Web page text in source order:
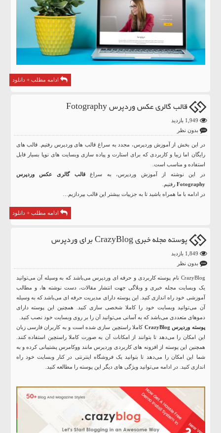
ادامه مطلب + دانلود
قالب گالری عکس وردپرس Fotography
بدون نظر
در این بخش از آموزش وردپرس، مجدد به سراغ قالب های وردپرس رفتیم. قالب های
رایگان اما زیبا و کاربردی که برای استارت و پیاده سازی وبسایت های نوپا بسیار قابل
استفاده و مناسب است.
در این نوشته از آموزش وردپرس، به سراغ قالب گالری عکس وردپرس
Fotography رفتیم.
در ادامه با ما همراه باشید تا به جزییات بیشتر این قالب بپردازیم…
ادامه مطلب + دانلود
پوسته مجله خبری CrazyBlog برای وردپرس
بدون نظر
CrazyBlog نام پوسته کاربردی و حرفه ای وردپرس می‌باشد که به وسیله آن می‌توانید
یک وبسایت مجله خبری و وبلاگی جهت انتشار مقالات، دست نوشته ها، و مطالب
آموزشی خود راه اندازی کنید. این پوسته دارای مدیریت حرفه ای می‌باشد که به وسیله
آن می‌توانید وبسایت خود را کاملا شخصی سازی کنید. همچنین این پوسته دارای
دموهای متعددی می‌باشد که به آسانی می‌توانید آن را بر روی وبسایت خود نصب کنید.
پوسته وردپرس CrazyBlog
کاملا راستچین سازی شده است و به کاربران فارسی زبان
این امکان را می‌دهد تا بتوانند از امکانات آن به صورت کاملا راستچین استفاده کنند.
همچنین این پوسته از افزونه های کاربردی وردپرس مانند ووکامرس پشتیبانی کرده و به
شما این امکان را می‌دهد تا بتوانید یک فروشگاه اینترنتی در کنار وبسایت خود راه
اندازی کنید. در ادامه می‌توانید ویژگی های دیگر این پوسته را مطالعه کنید.